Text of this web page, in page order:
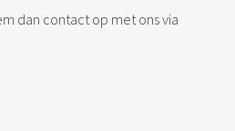
dan contact op met ons via